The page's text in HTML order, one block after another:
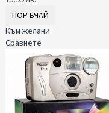
ПОРЪЧАЙ
Към желани
Сравнете